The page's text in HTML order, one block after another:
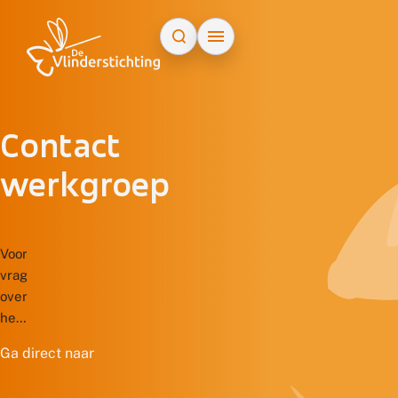
Contact
werkgroep
Voor
vragen
over
het
administratieve
Ga direct naar